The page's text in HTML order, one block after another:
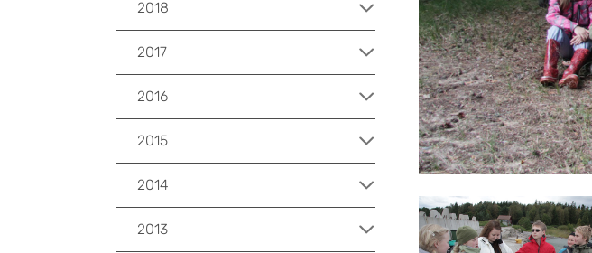
2018
2017
2016
2015
2014
2013